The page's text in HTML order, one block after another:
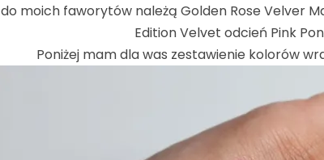
do moich faworytów należą Golden Rose Velver
Edition Velvet odcień Pink
Poniżej mam dla was zestawienie kolorów